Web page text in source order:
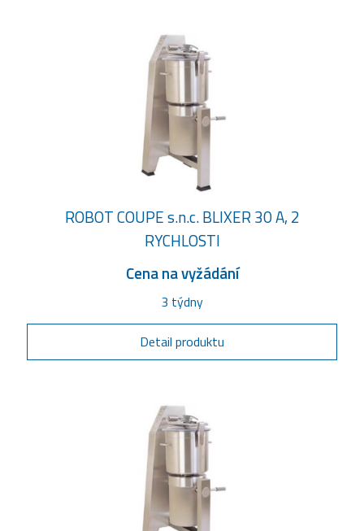
ROBOT COUPE s.n.c. BLIXER 30 A, 2
RYCHLOSTI
Cena na vyžádání
3 týdny
Detail produktu